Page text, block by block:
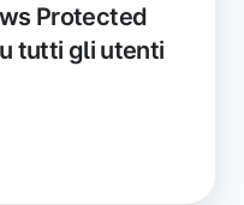
Protected
tutti gli utenti